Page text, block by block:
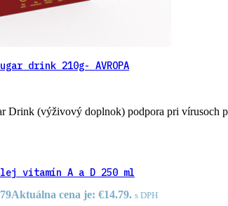
sugar drink 210g- AVROPA
Drink (výživový doplnok) podpora pri vírusoch
olej vitamín A a D 250 ml
Aktuálna cena je: €14.79. s DPH